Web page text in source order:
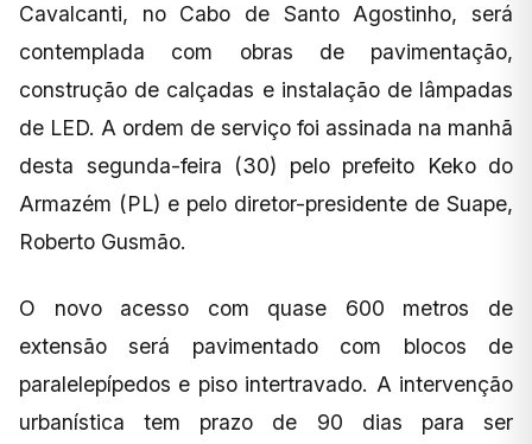
Cavalcanti, no Cabo de Santo Agostinho, será
contemplada com obras de pavimentação,
construção de calçadas e instalação de lâmpadas
de LED. A ordem de serviço foi assinada na manhã
desta segunda-feira (30) pelo prefeito Keko do
Armazém (PL) e pelo diretor-presidente de Suape,
Roberto Gusmão.
O novo acesso com quase 600 metros de
extensão será pavimentado com blocos de
paralelepípedos e piso intertravado. A intervenção
urbanística tem prazo de 90 dias para ser